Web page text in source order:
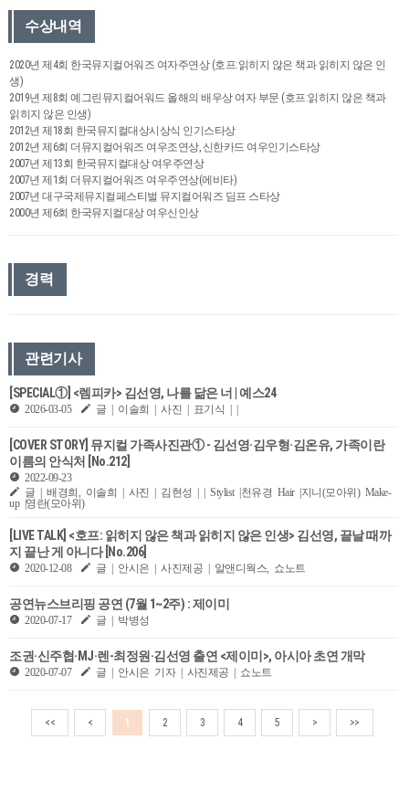
수상내역
2020년 제4회 한국뮤지컬어워즈 여자주연상 (호프:읽히지 않은 책과 읽히지 않은 인
생)
2019년 제8회 예그린뮤지컬어워드 올해의 배우상 여자 부문 (호프:읽히지 않은 책과
읽히지 않은 인생)
2012년 제18회 한국뮤지컬대상시상식 인기스타상
2012년 제6회 더뮤지컬어워즈 여우조연상, 신한카드 여우인기스타상
2007년 제13회 한국뮤지컬대상 여우주연상
2007년 제1회 더뮤지컬어워즈 여우주연상(에비타)
2007년 대구국제뮤지컬페스티벌 뮤지컬어워즈 딤프 스타상
2000년 제6회 한국뮤지컬대상 여우신인상
경력
관련기사
[SPECIAL①] <렘피카> 김선영, 나를 닮은 너 | 예스24
2026-03-05 글 | 이솔희 | 사진 | 표기식 | |
[COVER STORY] 뮤지컬 가족사진관① - 김선영·김우형·김온유, 가족이란
이름의 안식처 [No.212]
2022-09-23
글 | 배경희, 이솔희 | 사진 | 김현성 | | Stylist |천유경 Hair |지니(모아위) Make-
up |영란(모아위)
[LIVE TALK] <호프: 읽히지 않은 책과 읽히지 않은 인생> 김선영, 끝날 때까
지 끝난 게 아니다 [No.206]
2020-12-08 글 | 안시은 | 사진제공 | 알앤디웍스, 쇼노트
공연뉴스브리핑 공연 (7월 1~2주) : 제이미
2020-07-17 글 | 박병성
조권·신주협·MJ·렌-최정원·김선영 출연 <제이미>, 아시아 초연 개막
2020-07-07 글 | 안시은 기자 | 사진제공 | 쇼노트
<< < 1 2 3 4 5 > >>